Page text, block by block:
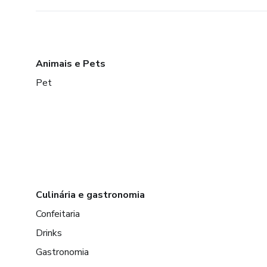
Animais e Pets
Pet
Culinária e gastronomia
Confeitaria
Drinks
Gastronomia